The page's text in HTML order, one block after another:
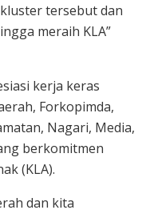
tersebut dan
meraih KLA”
kerja keras
Forkopimda,
Nagari, Media,
berkomitmen
(KLA).
dan kita